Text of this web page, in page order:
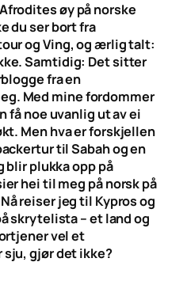
øypå norske
du ser bort fra
og Ving, og ærlig talt:
Samtidig: Det sitter
fra en
Med mine fordommer
få noe uvanlig ut av ei
Men hva er forskjellen
til Sabah og en
blir plukka opp på
hei til meg på norsk på
reiser jeg til Kypros og
skrytelista – et land og
vel et
gjør det ikke?